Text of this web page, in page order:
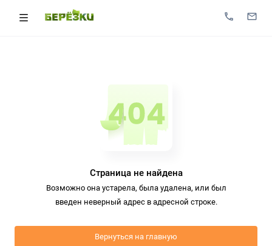
Страница не найдена
Возможно она устарела, была удалена, или был
введен неверный адрес в адресной строке.
Вернуться на главную